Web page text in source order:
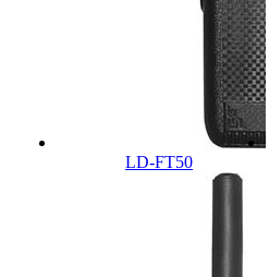
LD-FT50